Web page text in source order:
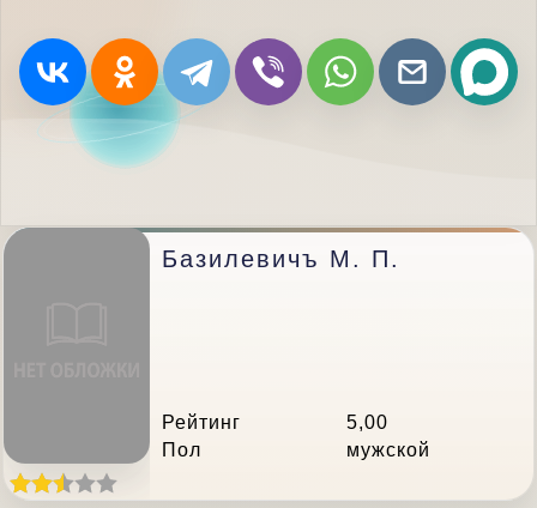
Базилевичъ M. П.
Рейтинг
5,00
Пол
мужской